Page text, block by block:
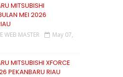
MITSUBISHI
MEI 2026
WEB MASTER
May 07,
MITSUBISHI XFORCE
PEKANBARU RIAU